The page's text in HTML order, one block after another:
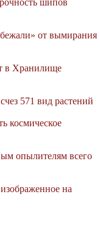
шипов
от вымирания
в Хранилище
571 вид растений
космическое
опылителям всего
на